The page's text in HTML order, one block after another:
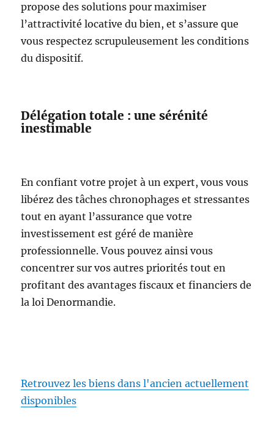
propose des solutions pour maximiser
l’attractivité locative du bien, et s’assure que
vous respectez scrupuleusement les conditions
du dispositif.
Délégation totale : une sérénité
inestimable
En confiant votre projet à un expert, vous vous
libérez des tâches chronophages et stressantes
tout en ayant l’assurance que votre
investissement est géré de manière
professionnelle. Vous pouvez ainsi vous
concentrer sur vos autres priorités tout en
profitant des avantages fiscaux et financiers de
la loi Denormandie.
Retrouvez les biens dans l'ancien actuellement
disponibles